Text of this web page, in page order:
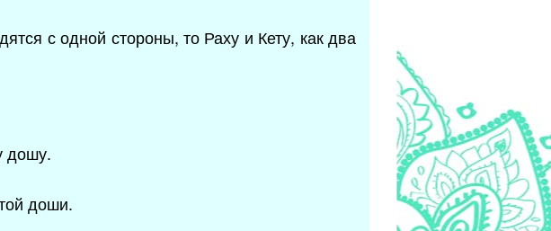
с одной стороны, то Раху и Кету, как два
дошу.
доши.